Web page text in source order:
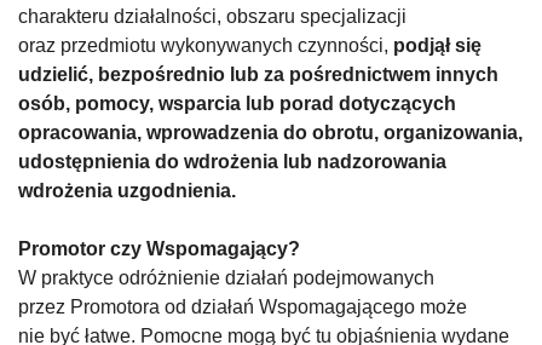
charakteru działalności, obszaru specjalizacji
oraz przedmiotu wykonywanych czynności, podjął się
udzielić, bezpośrednio lub za pośrednictwem innych
osób, pomocy, wsparcia lub porad dotyczących
opracowania, wprowadzenia do obrotu, organizowania,
udostępnienia do wdrożenia lub nadzorowania
wdrożenia uzgodnienia.
Promotor czy Wspomagający?
W praktyce odróżnienie działań podejmowanych
przez Promotora od działań Wspomagającego może
nie być łatwe. Pomocne mogą być tu objaśnienia wydane